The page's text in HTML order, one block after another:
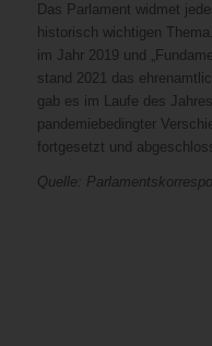
Das Parlament widmet
historisch wichtigen
im Jahr 2019 und
stand 2021 das
gab es im Laufe des
pandemiebedingter
fortgesetzt und
Quelle: